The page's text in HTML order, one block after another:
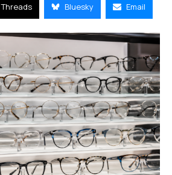
Threads Bluesky Email